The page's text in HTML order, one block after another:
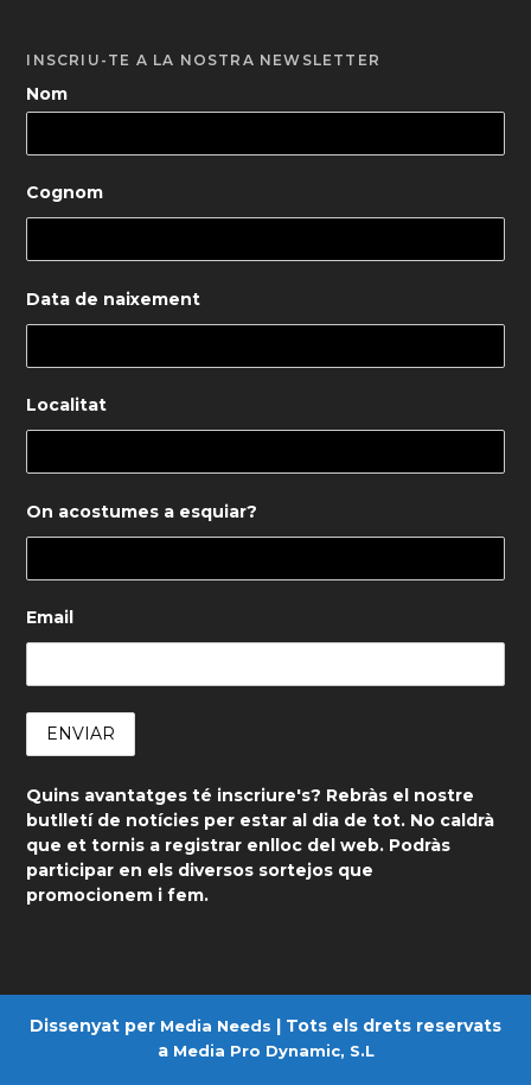
INSCRIU-TE A LA NOSTRA NEWSLETTER
Nom
Cognom
Data de naixement
Localitat
On acostumes a esquiar?
Email
Quins avantatges té inscriure's? Rebràs el nostre
butlletí de notícies per estar al dia de tot. No caldrà
que et tornis a registrar enlloc del web. Podràs
participar en els diversos sortejos que
promocionem i fem.
Dissenyat per Media Needs | Tots els drets reservats
a Media Pro Dynamic, S.L